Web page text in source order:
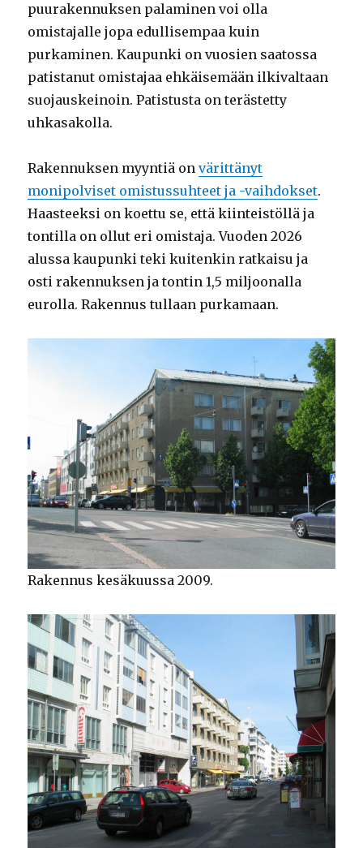
puurakennuksen palaminen voi olla
omistajalle jopa edullisempaa kuin
purkaminen. Kaupunki on vuosien saatossa
patistanut omistajaa ehkäisemään ilkivaltaan
suojauskeinoin. Patistusta on terästetty
uhkasakolla.
Rakennuksen myyntiä onvärittänyt
monipolviset omistussuhteet ja -vaihdokset.
Haasteeksi on koettu se, että kiinteistöllä ja
tontilla on ollut eri omistaja. Vuoden 2026
alussa kaupunki teki kuitenkin ratkaisu ja
osti rakennuksen ja tontin 1,5 miljoonalla
eurolla. Rakennus tullaan purkamaan.
Rakennus kesäkuussa 2009.